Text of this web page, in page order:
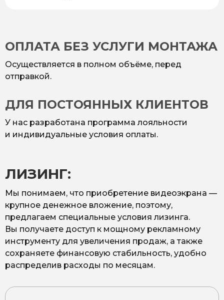
ОПЛАТА БЕЗ УСЛУГИ МОНТАЖА
Осуществляется в полном объёме, перед
отправкой.
ДЛЯ ПОСТОЯННЫХ КЛИЕНТОВ
У нас разработана программа лояльности
и индивидуальные условия оплаты.
ЛИЗИНГ:
Мы понимаем, что приобретение видеоэкрана —
крупное денежное вложение, поэтому,
предлагаем специальные условия лизинга.
Вы получаете доступ к мощному рекламному
инструменту для увеличения продаж, а также
сохраняете финансовую стабильность, удобно
распределив расходы по месяцам.